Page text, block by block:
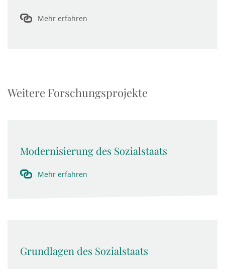
Mehr erfahren
Weitere Forschungsprojekte
Modernisierung des Sozialstaats
Mehr erfahren
Grundlagen des Sozialstaats